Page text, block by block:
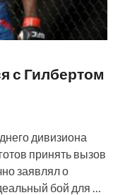
с Гилбертом
дивизиона
принять вызов
заявлял о
бой для …